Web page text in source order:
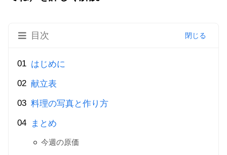
目次
はじめに
献立表
料理の写真と作り方
まとめ
今週の原価